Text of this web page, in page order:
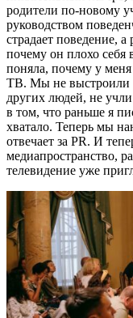
родители по-новому
руководством
страдает поведение,
почему он плохо себя
поняла, почему у
ТВ. Мы не выстроили
других людей, не
в том, что раньше я
хватало. Теперь мы
отвечает за PR. И
медиапространство,
телевидение уже